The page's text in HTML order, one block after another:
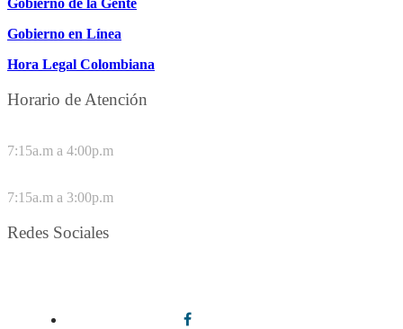
Gobierno de la Gente
Gobierno en Línea
Hora Legal Colombiana
Horario de Atención
7:15a.m a 4:00p.m
7:15a.m a 3:00p.m
Redes Sociales